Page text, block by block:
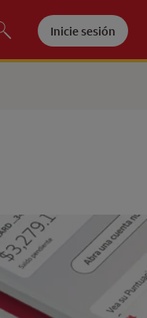
Inicie sesión